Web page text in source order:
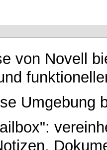
von Novell
Umgebung